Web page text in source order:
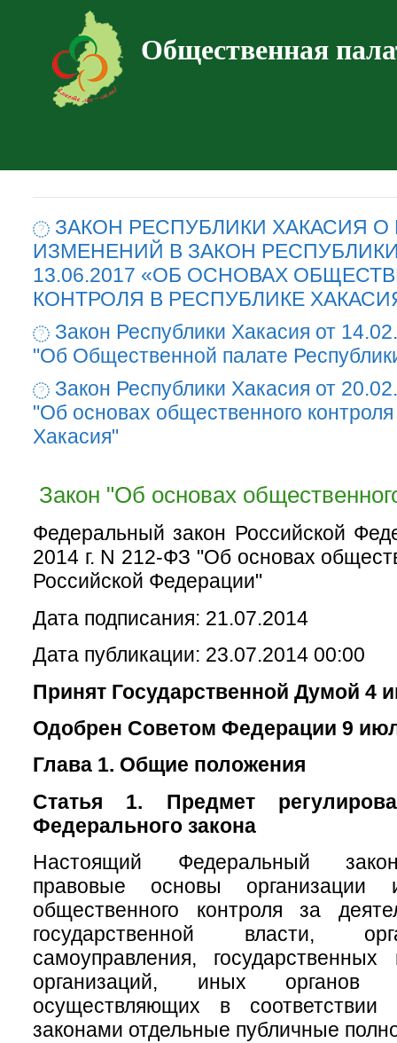
Общественная
ЗАКОН РЕСПУБЛИКИ ХАКАСИЯ
ИЗМЕНЕНИЙ В ЗАКОН
13.06.2017 «ОБ ОСНОВАХ
КОНТРОЛЯ В РЕСПУБЛИКЕ
Закон Республики Хакасия от
"Об Общественной палате
Закон Республики Хакасия от
"Об основах общественного
Хакасия"
Закон "Об основах
Федеральный закон Российской
2014 г. N 212-ФЗ "Об основах
Российской Федерации"
Дата подписания: 21.07.2014
Дата публикации: 23.07.2014 00:00
Принят Государственной Думой 4
Одобрен Советом Федерации 9
Глава 1. Общие положения
Статья 1. Предмет
Федерального закона
Настоящий Федеральный
правовые основы организации
общественного контроля за
государственной власти,
самоуправления,
организаций, иных органов
осуществляющих в
законами отдельные публичные